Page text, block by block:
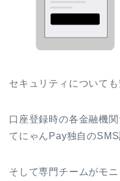
セキュリティについても
口座登録時の各金融機
てにゃんPay独自の
そして専門チームがモ